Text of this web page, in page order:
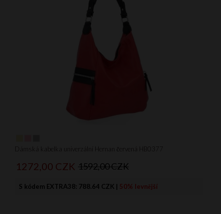
Dámská kabelka univerzální Hernan červená HB0377
1272,00 CZK 1592,00 CZK
S kódem EXTRA38: 788.64 CZK | 50% levnější